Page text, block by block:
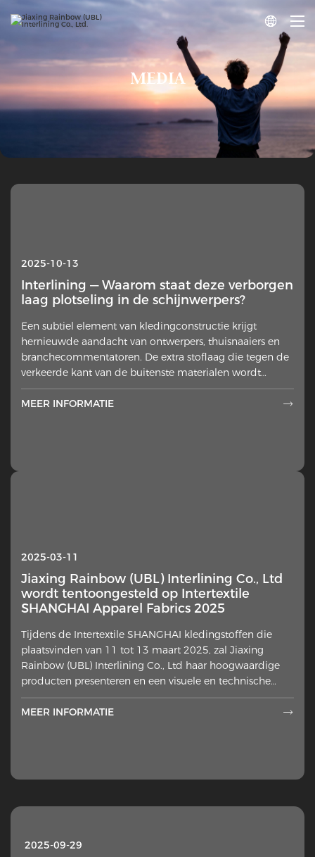

MEDIA
2025-10-13
Interlining — Waarom staat deze verborgen
laag plotseling in de schijnwerpers?
Een subtiel element van kledingconstructie krijgt
hernieuwde aandacht van ontwerpers, thuisnaaiers en
branchecommentatoren. De extra stoflaag die tegen de
verkeerde kant van de buitenste materialen wordt
MEER INFORMATIE

2025-03-11
Jiaxing Rainbow (UBL) Interlining Co., Ltd
wordt tentoongesteld op Intertextile
SHANGHAI Apparel Fabrics 2025
Tijdens de Intertextile SHANGHAI kledingstoffen die
plaatsvinden van 11 tot 13 maart 2025, zal Jiaxing
Rainbow (UBL) Interlining Co., Ltd haar hoogwaardige
producten presenteren en een visuele en technische
MEER INFORMATIE

2025-09-29